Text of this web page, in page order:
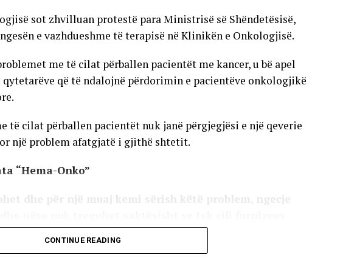
sot zhvilluan protestë para Ministrisë së Shëndetësisë,
e vazhdueshme të terapisë në Klinikën e Onkologjisë.
me të cilat përballen pacientët me kancer, u bë apel
që të ndalojnë përdorimin e pacientëve onkologjikë
të cilat përballen pacientët nuk janë përgjegjësi e një qeverie
një problem afatgjatë i gjithë shtetit.
“Hema-Onko”
dhe për një muaj kemi sërish këtë problem, ngecje
para të gjithë institucioneve. Nuk ekzistojnë studime
CONTINUE READING